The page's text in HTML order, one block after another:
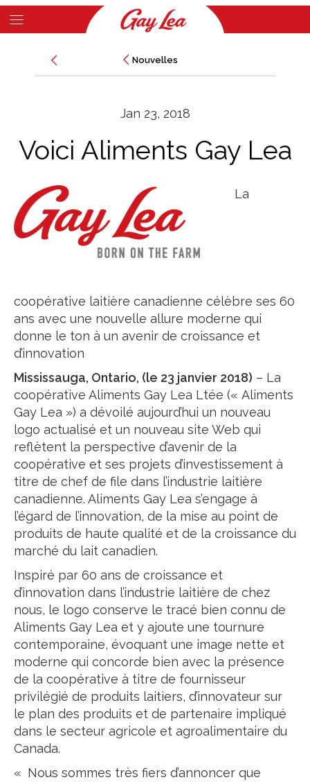
Skip
to
Nouvelles
Nouvelles
Jan 23, 2018
Voici Aliments Gay Lea
La
coopérative laitière canadienne célèbre ses 60
ans avec une nouvelle allure moderne qui
donne le ton à un avenir de croissance et
d’innovation
Mississauga, Ontario, (le 23 janvier 2018) – La
coopérative Aliments Gay Lea Ltée (« Aliments
Gay Lea ») a dévoilé aujourd’hui un nouveau
logo actualisé et un nouveau site Web qui
reflètent la perspective d’avenir de la
coopérative et ses projets d’investissement à
titre de chef de file dans l’industrie laitière
canadienne. Aliments Gay Lea s’engage à
l’égard de l’innovation, de la mise au point de
produits de haute qualité et de la croissance du
marché du lait canadien.
Inspiré par 60 ans de croissance et
d’innovation dans l’industrie laitière de chez
nous, le logo conserve le tracé bien connu de
Aliments Gay Lea et y ajoute une tournure
contemporaine, évoquant une image nette et
moderne qui concorde bien avec la présence
de la coopérative à titre de fournisseur
privilégié de produits laitiers, d’innovateur sur
le plan des produits et de partenaire impliqué
dans le secteur agricole et agroalimentaire du
Canada.
« Nous sommes très fiers d’annoncer que